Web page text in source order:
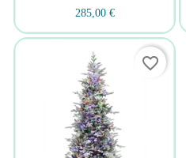
285,00 €
favorite_border